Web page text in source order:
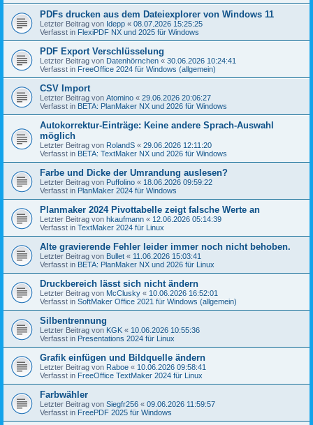
PDFs drucken aus dem Dateiexplorer von Windows 11
Letzter Beitrag von Idepp « 08.07.2026 15:25:25
Verfasst in FlexiPDF NX und 2025 für Windows
PDF Export Verschlüsselung
Letzter Beitrag von Datenhörnchen « 30.06.2026 10:24:41
Verfasst in FreeOffice 2024 für Windows (allgemein)
CSV Import
Letzter Beitrag von Atomino « 29.06.2026 20:06:27
Verfasst in BETA: PlanMaker NX und 2026 für Windows
Autokorrektur-Einträge: Keine andere Sprach-Auswahl
möglich
Letzter Beitrag von RolandS « 29.06.2026 12:11:20
Verfasst in BETA: TextMaker NX und 2026 für Windows
Farbe und Dicke der Umrandung auslesen?
Letzter Beitrag von Puffolino « 18.06.2026 09:59:22
Verfasst in PlanMaker 2024 für Windows
Planmaker 2024 Pivottabelle zeigt falsche Werte an
Letzter Beitrag von hkaufmann « 12.06.2026 05:14:39
Verfasst in TextMaker 2024 für Linux
Alte gravierende Fehler leider immer noch nicht behoben.
Letzter Beitrag von Bullet « 11.06.2026 15:03:41
Verfasst in BETA: PlanMaker NX und 2026 für Linux
Druckbereich lässt sich nicht ändern
Letzter Beitrag von McClusky « 10.06.2026 16:52:01
Verfasst in SoftMaker Office 2021 für Windows (allgemein)
Silbentrennung
Letzter Beitrag von KGK « 10.06.2026 10:55:36
Verfasst in Presentations 2024 für Linux
Grafik einfügen und Bildquelle ändern
Letzter Beitrag von Raboe « 10.06.2026 09:58:41
Verfasst in FreeOffice TextMaker 2024 für Linux
Farbwähler
Letzter Beitrag von Siegfr256 « 09.06.2026 11:59:57
Verfasst in FreePDF 2025 für Windows